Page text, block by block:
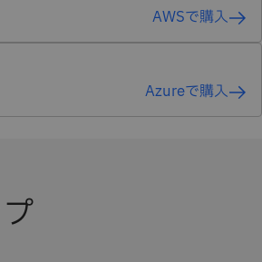
AWSで購入
Azureで購入